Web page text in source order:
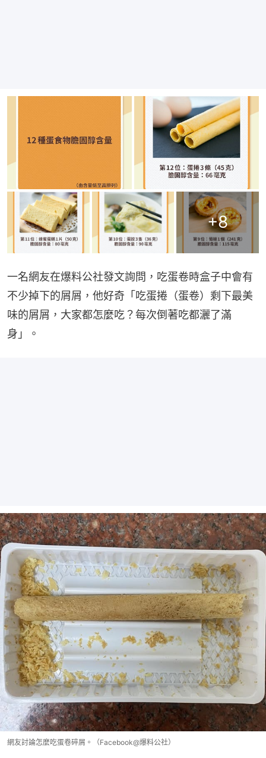
+8
一名網友在爆料公社發文詢問，吃蛋卷時盒子中會有
不少掉下的屑屑，他好奇「吃蛋捲（蛋卷）剩下最美
味的屑屑，大家都怎麼吃？每次倒著吃都灑了滿
身」。
網友討論怎麼吃蛋卷碎屑。（Facebook@爆料公社）